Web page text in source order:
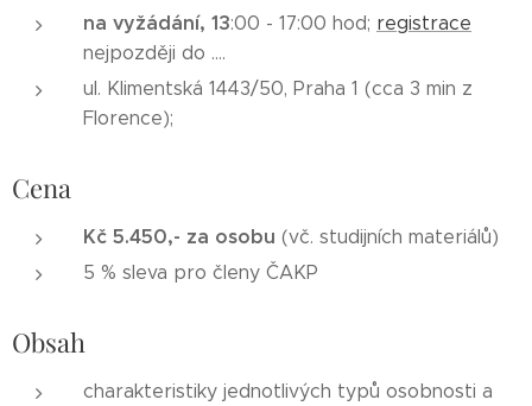
na vyžádání, 13:00 - 17:00 hod; registrace
nejpozději do ....
ul. Klimentská 1443/50, Praha 1 (cca 3 min z
Florence);
Cena
Kč 5.450,- za osobu (vč. studijních materiálů)
5 % sleva pro členy ČAKP
Obsah
charakteristiky jednotlivých typů osobnosti a